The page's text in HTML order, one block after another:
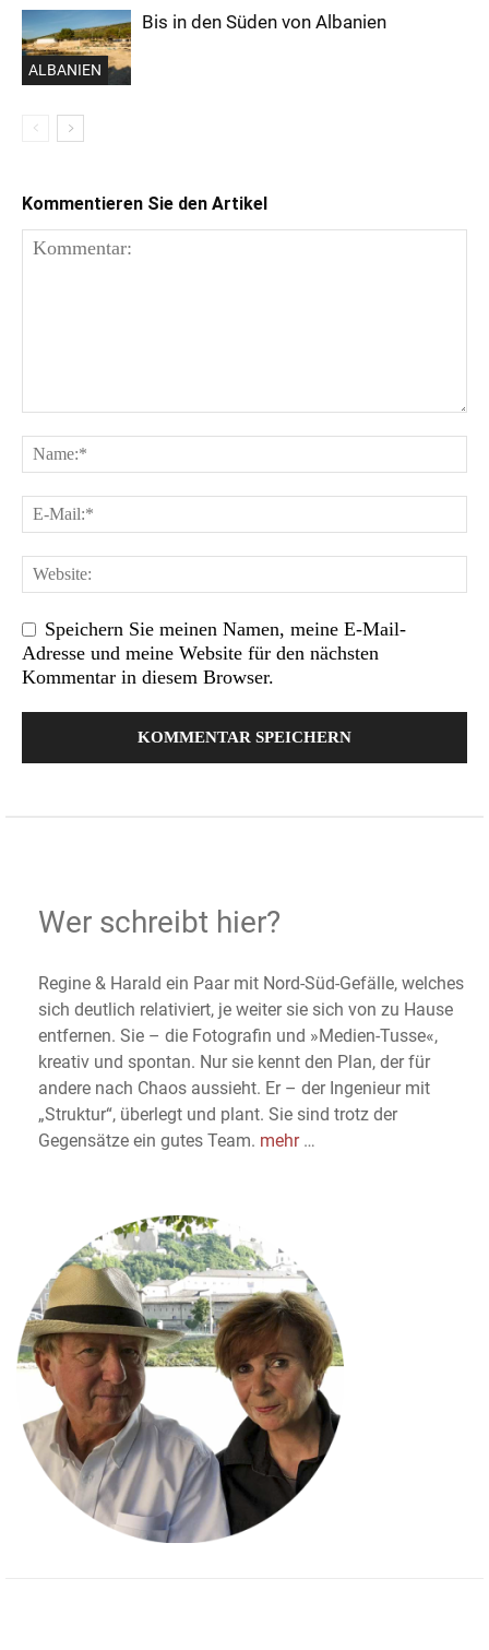
ALBANIEN
Bis in den Süden von Albanien
Kommentieren Sie den Artikel
Speichern Sie meinen Namen, meine E-Mail-
Adresse und meine Website für den nächsten
Kommentar in diesem Browser.
Wer schreibt hier?
Regine & Harald ein Paar mit Nord-Süd-Gefälle, welches
sich deutlich relativiert, je weiter sie sich von zu Hause
entfernen. Sie – die Fotografin und »Medien-Tusse«,
kreativ und spontan. Nur sie kennt den Plan, der für
andere nach Chaos aussieht. Er – der Ingenieur mit
„Struktur“, überlegt und plant. Sie sind trotz der
Gegensätze ein gutes Team. mehr …